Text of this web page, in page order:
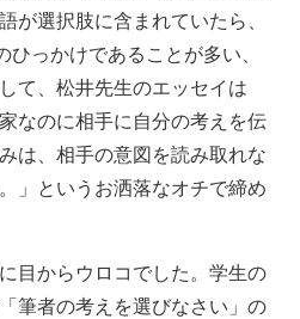
が選択肢に含まれていたら、
ひっかけであることが多い、
て、松井先生のエッセイは
なのに相手に自分の考えを伝
は、相手の意図を読み取れな
」というお洒落なオチで締め
目からウロコでした。学生の
筆者の考えを選びなさい」の